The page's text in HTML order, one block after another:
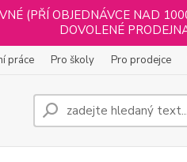
(PŘÍ OBJEDNÁVCE NAD
DOVOLENÉ
práce Pro školy Pro prodejce